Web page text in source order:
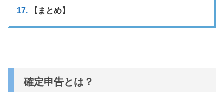
【まとめ】
確定申告とは？